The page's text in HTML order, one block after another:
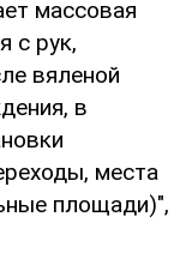
массовая
с рук,
вяленой
в
места
площади)",